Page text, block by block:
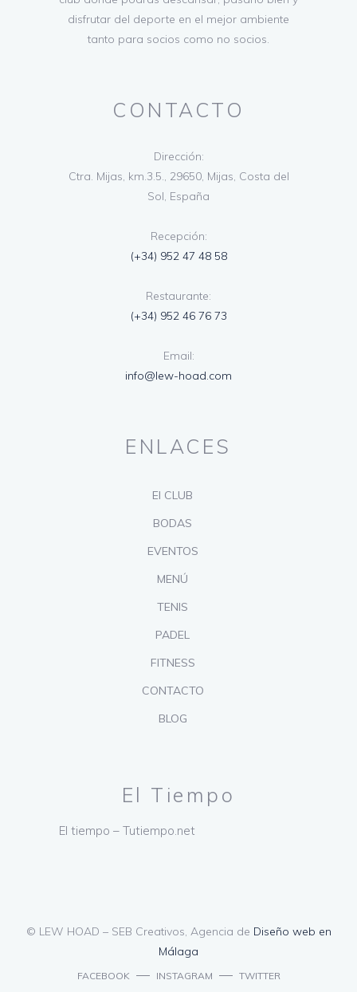
disfrutar del deporte en el mejor ambiente
tanto para socios como no socios.
CONTACTO
Dirección:
Ctra. Mijas, km.3.5., 29650, Mijas, Costa del
Sol, España
Recepción:
(+34) 952 47 48 58
Restaurante:
(+34) 952 46 76 73
Email:
info@lew-hoad.com
ENLACES
El CLUB
BODAS
EVENTOS
MENÚ
TENIS
PADEL
FITNESS
CONTACTO
BLOG
El Tiempo
El tiempo – Tutiempo.net
© LEW HOAD – SEB Creativos, Agencia de Diseño web en
Málaga
FACEBOOK INSTAGRAM TWITTER